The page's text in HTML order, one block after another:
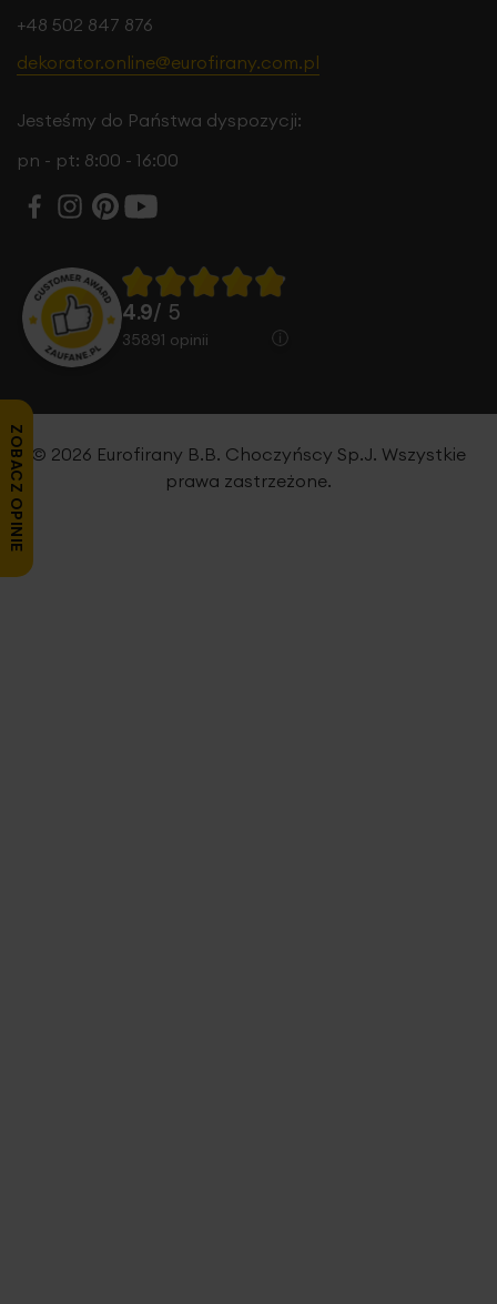
+48 502 847 876
dekorator.online@eurofirany.com.pl
Jesteśmy do Państwa dyspozycji:
pn - pt: 8:00 - 16:00
4.9/ 5
35891 opinii
ZOBACZ OPINIE © 2026 Eurofirany B.B. Choczyńscy Sp.J. Wszystkie
prawa zastrzeżone.